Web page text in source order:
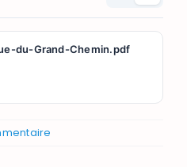
du-Grand-Chemin.pdf